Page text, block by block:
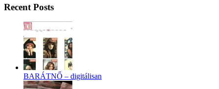
Recent Posts
BARÁTNŐ – digitálisan